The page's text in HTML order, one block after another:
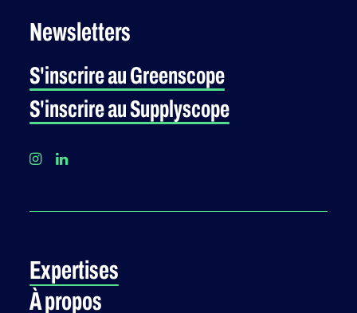
Newsletters
S'inscrire au Greenscope
S'inscrire au Supplyscope
Expertises
À propos